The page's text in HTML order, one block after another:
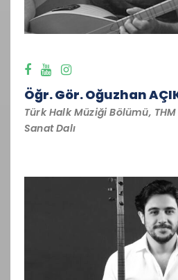
Öğr. Gör. Oğuzhan
Türk Halk Müziği Bölümü,
Sanat Dalı